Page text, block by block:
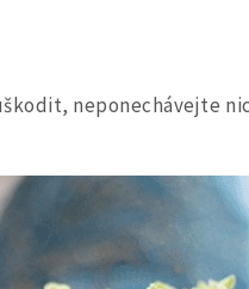
neponechávejte